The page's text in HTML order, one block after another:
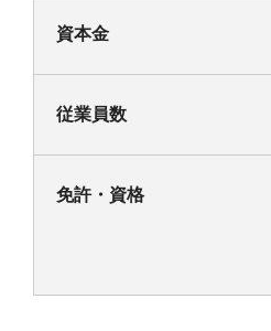
資本金
従業員数
免許・資格